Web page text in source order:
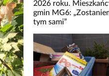
2026 roku.
gmin MG6:
tym sami”